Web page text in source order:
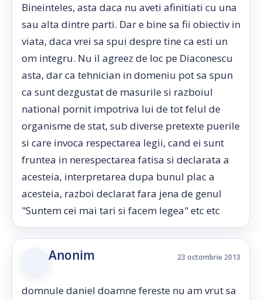
Bineinteles, asta daca nu aveti afinitiati cu una
sau alta dintre parti. Dar e bine sa fii obiectiv in
viata, daca vrei sa spui despre tine ca esti un
om integru. Nu il agreez de loc pe Diaconescu
asta, dar ca tehnician in domeniu pot sa spun
ca sunt dezgustat de masurile si razboiul
national pornit impotriva lui de tot felul de
organisme de stat, sub diverse pretexte puerile
si care invoca respectarea legii, cand ei sunt
fruntea in nerespectarea fatisa si declarata a
acesteia, interpretarea dupa bunul plac a
acesteia, razboi declarat fara jena de genul
"Suntem cei mai tari si facem legea" etc etc
Anonim 23 octombrie 2013
domnule daniel doamne fereste nu am vrut sa